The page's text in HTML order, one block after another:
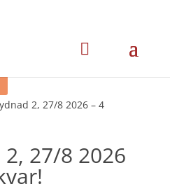
2, 27/8 2026 – 4
27/8 2026